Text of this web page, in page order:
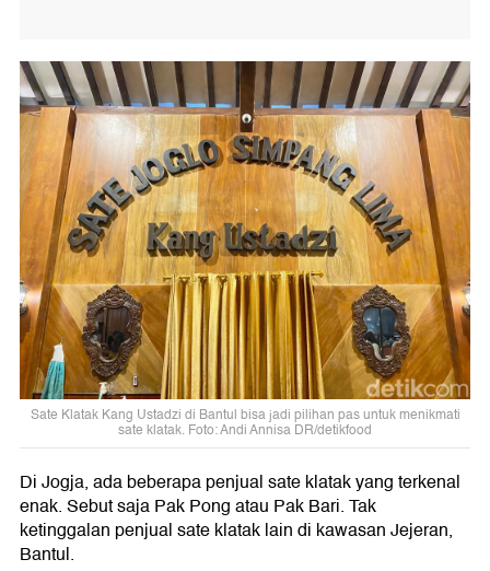
Sate Klatak Kang Ustadzi di Bantul bisa jadi pilihan pas untuk menikmati
sate klatak. Foto: Andi Annisa DR/detikfood
Di Jogja, ada beberapa penjual sate klatak yang terkenal
enak. Sebut saja Pak Pong atau Pak Bari. Tak
ketinggalan penjual sate klatak lain di kawasan Jejeran,
Bantul.